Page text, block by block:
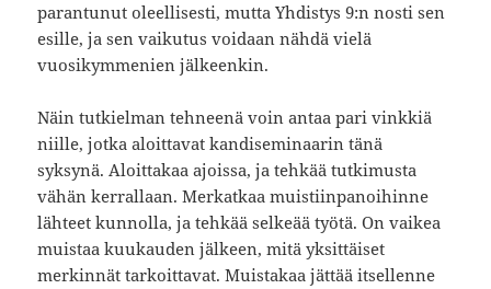
parantunut oleellisesti, mutta Yhdistys 9:n nosti sen
esille, ja sen vaikutus voidaan nähdä vielä
vuosikymmenien jälkeenkin.
Näin tutkielman tehneenä voin antaa pari vinkkiä
niille, jotka aloittavat kandiseminaarin tänä
syksynä. Aloittakaa ajoissa, ja tehkää tutkimusta
vähän kerrallaan. Merkatkaa muistiinpanoihinne
lähteet kunnolla, ja tehkää selkeää työtä. On vaikea
muistaa kuukauden jälkeen, mitä yksittäiset
merkinnät tarkoittavat. Muistakaa jättää itsellenne